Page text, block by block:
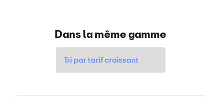
Dans la même gamme